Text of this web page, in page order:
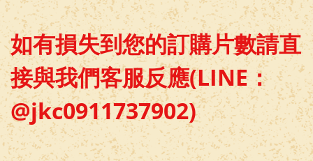
如有損失到您的訂購片數請直
接與我們客服反應(LINE：
@jkc0911737902)